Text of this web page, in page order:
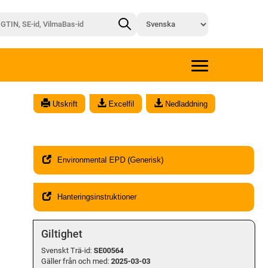
Utskrift Excelfil Nedladdning
Environmental EPD (Generisk)
Hanteringsinstruktioner
Giltighet
Svenskt Trä-id: SE00564
Gäller från och med:2025-03-03